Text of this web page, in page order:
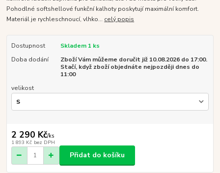
Pohodlné softshellové funkční kalhoty poskytují maximální komfort.
Materiál je rychleschnoucí, vlhko... celý popis
Dostupnost
Skladem 1 ks
Doba dodání
Zboží Vám můžeme doručit již 10.08.2026 do 17:00.
Stačí, když zboží objednáte nejpozději dnes do
11:00
velikost
2 290 Kč/ks
1 893 Kč bez DPH
Přidat do košíku